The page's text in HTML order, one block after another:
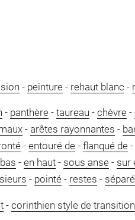
- peinture- rehaut blanc -
- panthère- taureau - chèvre-
- arêtes rayonnantes -
- entouré de- flanqué de-
- en haut- sous anse- sur
- pointé- restes -
- corinthien style de transition